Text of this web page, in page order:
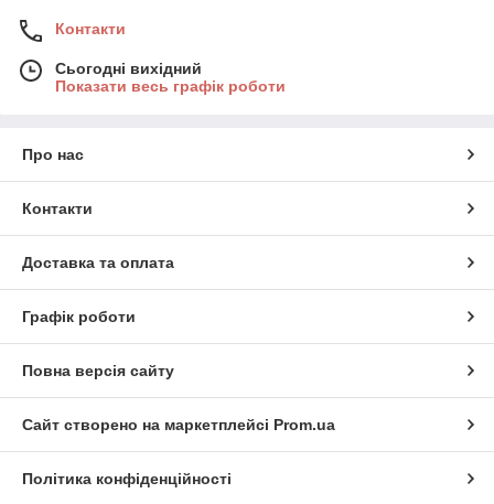
Контакти
Сьогодні вихідний
Показати весь графік роботи
Про нас
Контакти
Доставка та оплата
Графік роботи
Повна версія сайту
Сайт створено на маркетплейсі Prom.ua
Політика конфіденційності